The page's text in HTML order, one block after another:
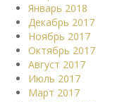
Январь 2018
Декабрь 2017
Ноябрь 2017
Октябрь 2017
Август 2017
Июль 2017
Март 2017